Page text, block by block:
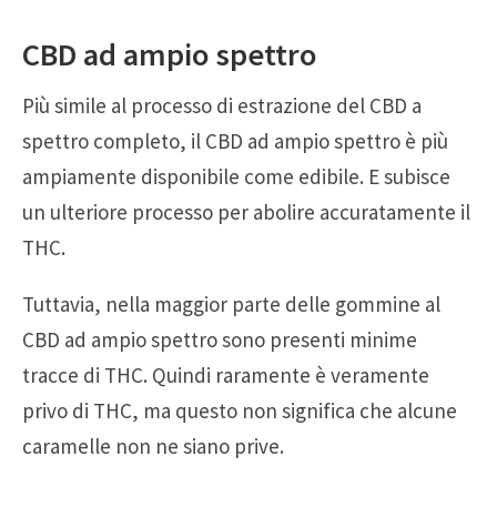
CBD ad ampio spettro
Più simile al processo di estrazione del CBD a
spettro completo, il CBD ad ampio spettro è più
ampiamente disponibile come edibile. E subisce
un ulteriore processo per abolire accuratamente il
THC.
Tuttavia, nella maggior parte delle gommine al
CBD ad ampio spettro sono presenti minime
tracce di THC. Quindi raramente è veramente
privo di THC, ma questo non significa che alcune
caramelle non ne siano prive.